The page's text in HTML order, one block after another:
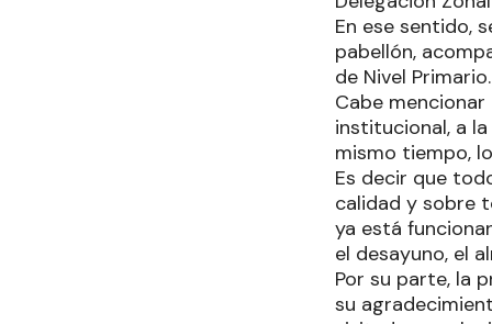
En ese sentido,
pabellón,
de Nivel Primario.
Cabe
institucional, a
mismo tiempo,
Es decir que
calidad y sobre
ya está
el desayuno, el
Por su parte, la
su